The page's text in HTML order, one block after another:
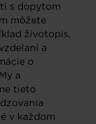
s dopytom
môžete
životopis,
a
o
a
tieto
v každom